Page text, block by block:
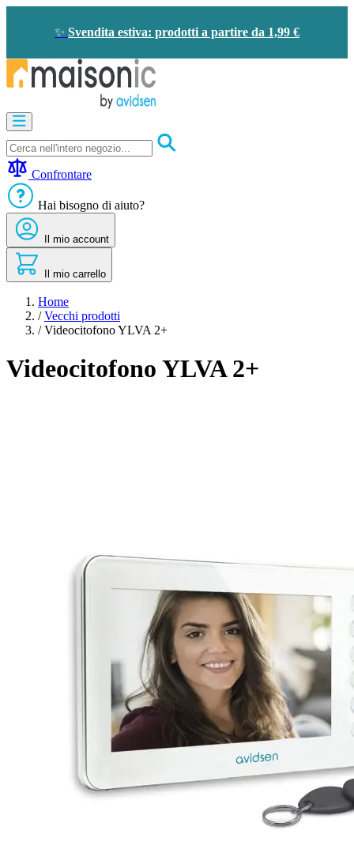
✨ Svendita estiva: prodotti a partire da 1,99 €
Videocitofono
-
Campanello
-
risparmio
energetico
Sicurezza
Comfort
domestico
e
sconti
Confrontare
Hai bisogno di aiuto?
Il mio account
Il mio carrello
Home
/ Vecchi prodotti
/ Videocitofono YLVA 2+
Videocitofono YLVA 2+